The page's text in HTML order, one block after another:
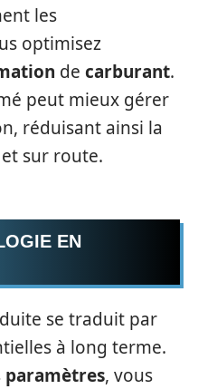
les
optimisez
de carburant.
peut mieux gérer
réduisant ainsi la
sur route.
EN
se traduit par
à long terme.
paramètres, vous